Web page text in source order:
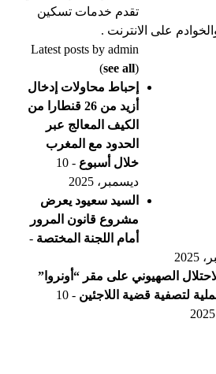
تقدم خدمات تسكين
على الانترنت .
Latest posts by admin
(see all)
إحباط محاولات إدخال
أزيد من 26 قنطارا من
الكيف المعالج عبر
الحدود مع المغرب
خلال أسبوع
- 10
ديسمبر، 2025
السيد سعيود يعرض
مشروع قانون المرور
أمام اللجنة المختصة -
الصهيوني على مقر “أونروا”
لتصفية قضية اللاجئين
- 10